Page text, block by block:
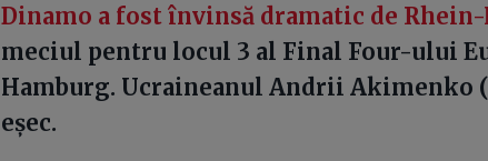
Dinamo a fost învinsă dramatic de Rhein-
meciul pentru locul 3 al Final Four-ului
Hamburg. Ucraineanul Andrii Akimenko
eșec.